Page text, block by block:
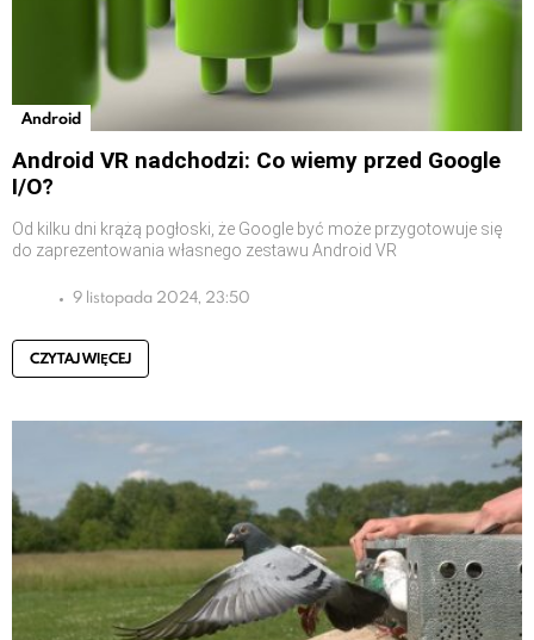
Android
Android VR nadchodzi: Co wiemy przed Google
I/O?
Od kilku dni krążą pogłoski, że Google być może przygotowuje się
do zaprezentowania własnego zestawu Android VR
9 listopada 2024, 23:50
CZYTAJ WIĘCEJ